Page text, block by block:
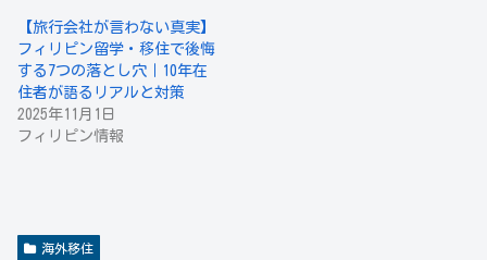
【旅行会社が言わない真実】
フィリピン留学・移住で後悔
する7つの落とし穴｜10年在
住者が語るリアルと対策
2025年11月1日
フィリピン情報
海外移住